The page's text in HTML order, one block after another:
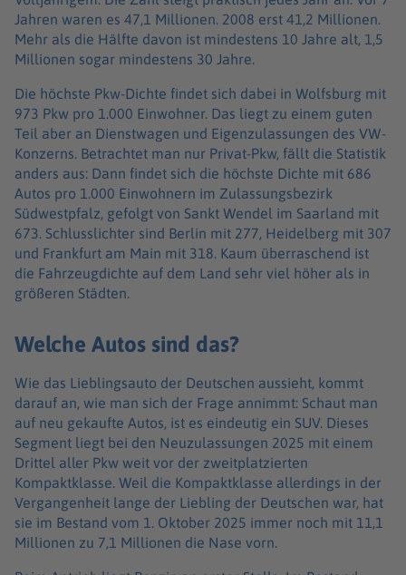
Jahren waren es 47,1 Millionen. 2008 erst 41,2 Millionen.
Mehr als die Hälfte davon ist mindestens 10 Jahre alt, 1,5
Millionen sogar mindestens 30 Jahre.
Die höchste Pkw-Dichte findet sich dabei in Wolfsburg mit
973 Pkw pro 1.000 Einwohner. Das liegt zu einem guten
Teil aber an Dienstwagen und Eigenzulassungen des VW-
Konzerns. Betrachtet man nur Privat-Pkw, fällt die Statistik
anders aus: Dann findet sich die höchste Dichte mit 686
Autos pro 1.000 Einwohnern im Zulassungsbezirk
Südwestpfalz, gefolgt von Sankt Wendel im Saarland mit
673. Schlusslichter sind Berlin mit 277, Heidelberg mit 307
und Frankfurt am Main mit 318. Kaum überraschend ist
die Fahrzeugdichte auf dem Land sehr viel höher als in
größeren Städten.
Welche Autos sind das?
Wie das Lieblingsauto der Deutschen aussieht, kommt
darauf an, wie man sich der Frage annimmt: Schaut man
auf neu gekaufte Autos, ist es eindeutig ein SUV. Dieses
Segment liegt bei den Neuzulassungen 2025 mit einem
Drittel aller Pkw weit vor der zweitplatzierten
Kompaktklasse. Weil die Kompaktklasse allerdings in der
Vergangenheit lange der Liebling der Deutschen war, hat
sie im Bestand vom 1. Oktober 2025 immer noch mit 11,1
Millionen zu 7,1 Millionen die Nase vorn.